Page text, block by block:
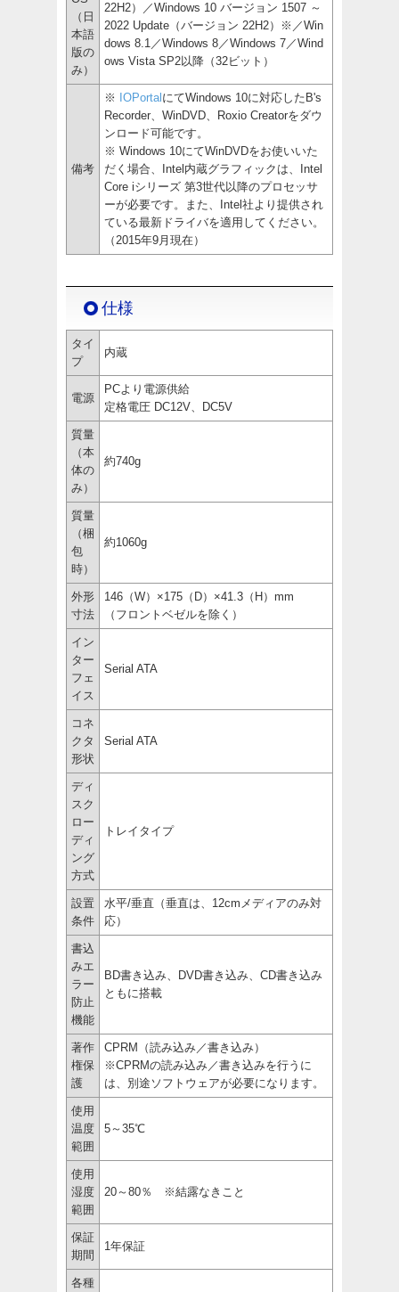
（日
本語
版の
み）
22H2）／Windows 10 バージョン 1507 ～
2022 Update（バージョン 22H2）※／Win
dows 8.1／Windows 8／Windows 7／Wind
ows Vista SP2以降（32ビット）
備考
※ IOPortal にてWindows 10に対応したB's
Recorder、WinDVD、Roxio Creatorをダウ
ンロード可能です。
※ Windows 10にてWinDVDをお使いいた
だく場合、Intel内蔵グラフィックは、Intel
Core iシリーズ 第3世代以降のプロセッサ
ーが必要です。また、Intel社より提供され
ている最新ドライバを適用してください。
（2015年9月現在）
仕様
タイ
プ
内蔵
電源
PCより電源供給
定格電圧 DC12V、DC5V
質量
（本
体の
み）
約740g
質量
（梱
包
時）
約1060g
外形
寸法
146（W）×175（D）×41.3（H）mm
（フロントベゼルを除く）
イン
ター
フェ
イス
Serial ATA
コネ
クタ
形状
Serial ATA
ディ
スク
ロー
ディ
ング
方式
トレイタイプ
設置
条件
水平/垂直（垂直は、12cmメディアのみ対
応）
書込
みエ
ラー
防止
機能
BD書き込み、DVD書き込み、CD書き込み
ともに搭載
著作
権保
護
CPRM（読み込み／書き込み）
※CPRMの読み込み／書き込みを行うに
は、別途ソフトウェアが必要になります。
使用
温度
範囲
5～35℃
使用
湿度
範囲
20～80％ ※結露なきこと
保証
期間
1年保証
各種